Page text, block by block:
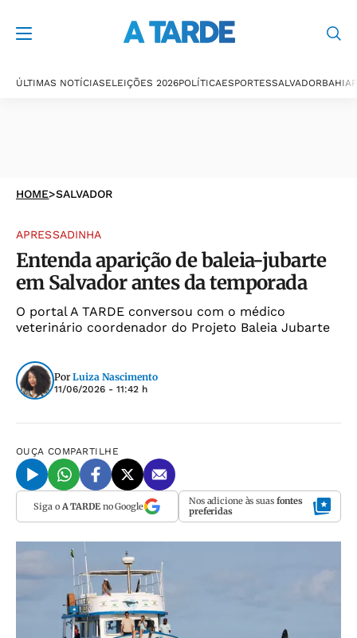
ÚLTIMAS NOTÍCIASELEIÇÕES 2026POLÍTICAESPORTESSALVADORBAHIA
HOME>SALVADOR
APRESSADINHA
Entenda aparição de baleia-jubarte
em Salvador antes da temporada
O portal A TARDE conversou com o médico
veterinário coordenador do Projeto Baleia Jubarte
Por Luiza Nascimento
11/06/2026 - 11:42 h
OUÇA COMPARTILHE
Siga o A TARDEno Google Nos adicione às suas fontes
preferidas